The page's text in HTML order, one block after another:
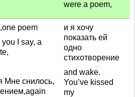
were a poem,
poem
I say, a
Мне снилось,
и я хочу
показать ей
одно
стихотворение
and wake.
You’ve kissed
my